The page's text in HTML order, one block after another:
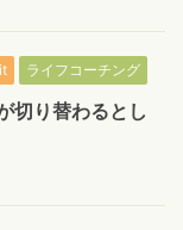
ライフコーチング
切り替わるとし